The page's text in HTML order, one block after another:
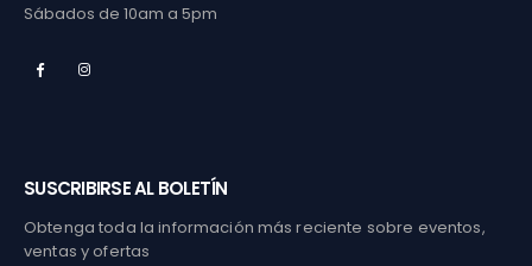
Sábados de 10am a 5pm
SUSCRIBIRSE AL BOLETÍN
Obtenga toda la información más reciente sobre eventos,
ventas y ofertas